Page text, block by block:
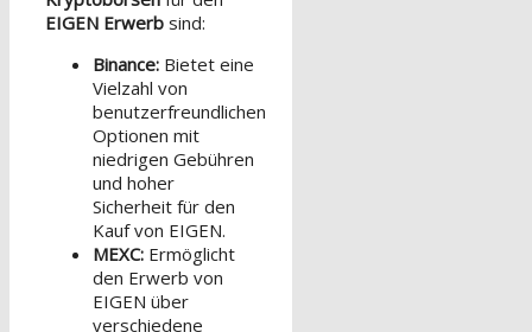
EIGEN Erwerb sind:
Binance: Bietet eine
Vielzahl von
benutzerfreundlichen
Optionen mit
niedrigen Gebühren
und hoher
Sicherheit für den
Kauf von EIGEN.
MEXC: Ermöglicht
den Erwerb von
EIGEN über
verschiedene